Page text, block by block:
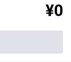
¥0